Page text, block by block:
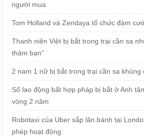
người mua
Tom Holland và Zendaya tổ chức đám
Thanh niên Việt bị bắt trong trại cần sa
thăm bạn"
2 nam 1 nữ bị bắt trong trại cần sa khủng
Số lao động bất hợp pháp bị bắt ở Anh
vòng 2 năm
Robotaxi của Uber sắp lăn bánh tại
phép hoạt động